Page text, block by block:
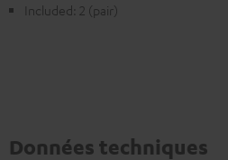
Included: 2 (pair)
Données techniques